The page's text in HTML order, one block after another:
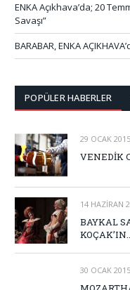
ENKA Açıkhava’da; 20
Savaşı”
BARABAR, ENKA
POPÜLER HABERLER
29 OCAK 2015
VENEDİK
14 HAZIRAN
BAYKAL
30 OCAK 2015